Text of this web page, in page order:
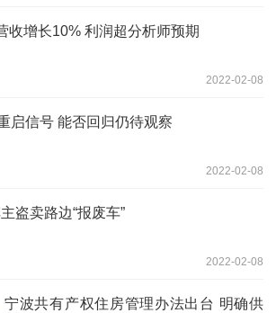
收增长10% 利润超分析师预期
2022-02-08
启信号 能否回归仍待观察
2022-02-08
盗卖路边“报废车”
2022-02-08
宁波共有产权住房管理办法出台 明确供